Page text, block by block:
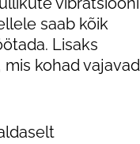
saab kõik
Lisaks
kohad vajavad